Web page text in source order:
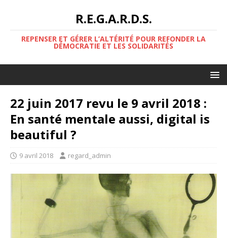
R.E.G.A.R.D.S.
REPENSER ET GÉRER L’ALTÉRITÉ POUR REFONDER LA
DÉMOCRATIE ET LES SOLIDARITÉS
22 juin 2017 revu le 9 avril 2018 :
En santé mentale aussi, digital is
beautiful ?
9 avril 2018 regard_admin